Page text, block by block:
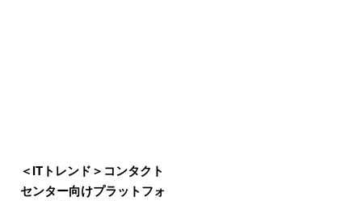
＜ITトレンド＞コンタクト
センター向けプラットフォ